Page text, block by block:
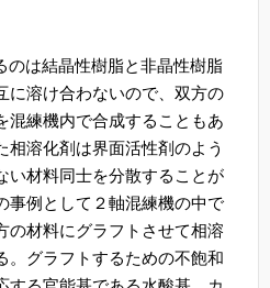
のは結晶性樹脂と非晶性樹脂
に溶け合わないので、双方の
混練機内で合成することもあ
相溶化剤は界面活性剤のよう
い材料同士を分散することが
事例として２軸混練機の中で
の材料にグラフトさせて相溶
。グラフトするための不飽和